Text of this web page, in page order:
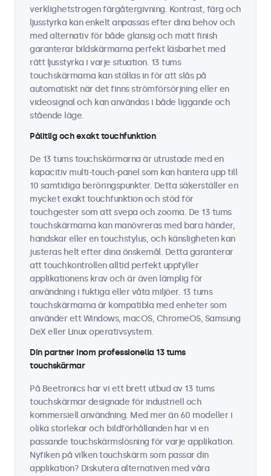
verklighetstrogen färgåtergivning. Kontrast, färg och
ljusstyrka kan enkelt anpassas efter dina behov och
med alternativ för både glansig och matt finish
garanterar bildskärmarna perfekt läsbarhet med
rätt ljusstyrka i varje situation. 13 tums
touchskärmarna kan ställas in för att slås på
automatiskt när det finns strömförsörjning eller en
videosignal och kan användas i både liggande och
stående läge.
Pålitlig och exakt touchfunktion
De 13 tums touchskärmarna är utrustade med en
kapacitiv multi-touch-panel som kan hantera upp till
10 samtidiga beröringspunkter. Detta säkerställer en
mycket exakt touchfunktion och stöd för
touchgester som att svepa och zooma. De 13 tums
touchskärmarna kan manövreras med bara händer,
handskar eller en touchstylus, och känsligheten kan
justeras helt efter dina önskemål. Detta garanterar
att touchkontrollen alltid perfekt uppfyller
applikationens krav och är även lämplig för
användning i fuktiga eller våta miljöer. 13 tums
touchskärmarna är kompatibla med enheter som
använder ett Windows, macOS, ChromeOS, Samsung
DeX eller Linux operativsystem.
Din partner inom professionella 13 tums
touchskärmar
På Beetronics har vi ett brett utbud av 13 tums
touchskärmar designade för industriell och
kommersiell användning. Med mer än 60 modeller i
olika storlekar och bildförhållanden har vi en
passande touchskärmslösning för varje applikation.
Nyfiken på vilken touchskärm som passar din
applikation? Diskutera alternativen med våra